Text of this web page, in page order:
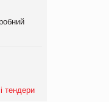
тендери